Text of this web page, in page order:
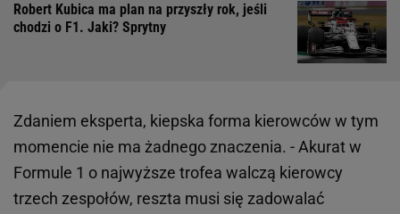
Robert Kubica ma plan na przyszły rok, jeśli
chodzi o F1. Jaki? Sprytny
Zdaniem eksperta, kiepska forma kierowców w tym
momencie nie ma żadnego znaczenia. - Akurat w
Formule 1 o najwyższe trofea walczą kierowcy
trzech zespołów, reszta musi się zadowalać